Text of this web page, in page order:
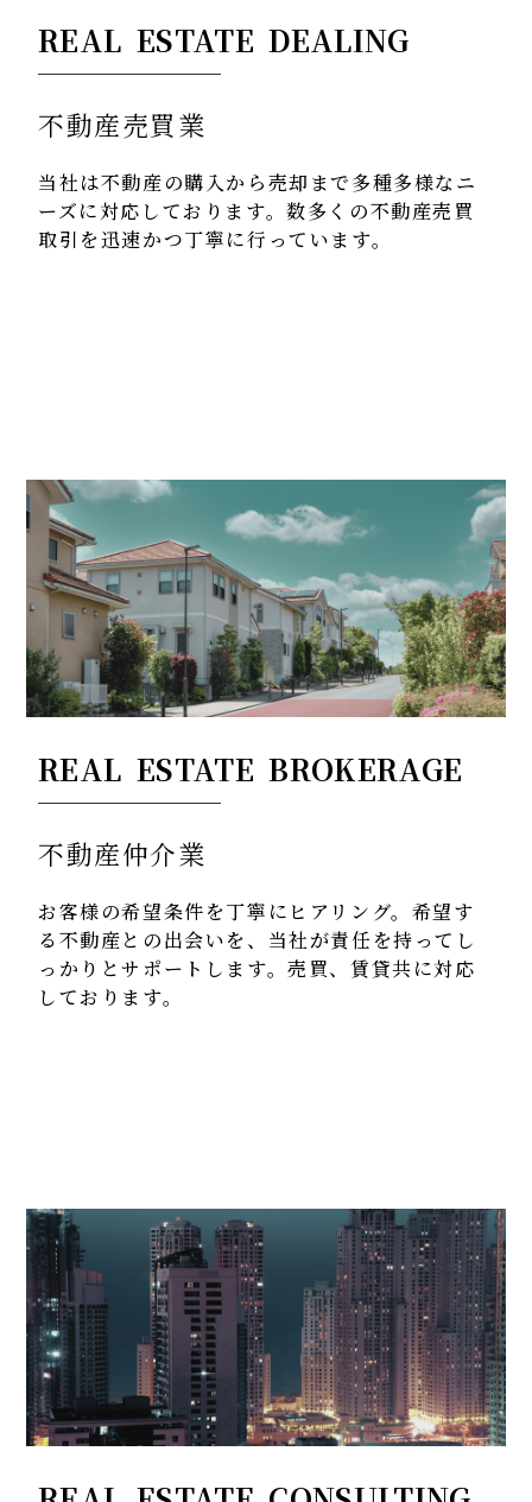
REAL ESTATE DEALING
不動産売買業
当社は不動産の購入から売却まで多種多様なニ
ーズに対応しております。数多くの不動産売買
取引を迅速かつ丁寧に行っています。
REAL ESTATE BROKERAGE
不動産仲介業
お客様の希望条件を丁寧にヒアリング。 希望す
る不動産との出会いを、 当社が責任を持ってし
っかりとサポートします。売買、賃貸共に対応
しております。